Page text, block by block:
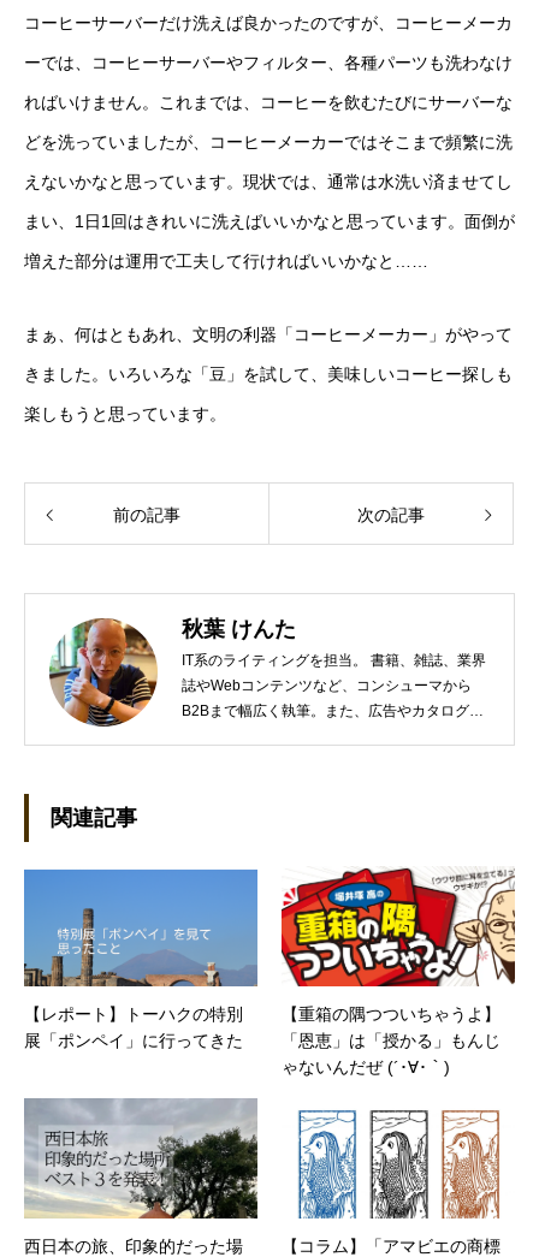
コーヒーサーバーだけ洗えば良かったのですが、コーヒーメーカ
ーでは、コーヒーサーバーやフィルター、各種パーツも洗わなけ
ればいけません。これまでは、コーヒーを飲むたびにサーバーな
どを洗っていましたが、コーヒーメーカーではそこまで頻繁に洗
えないかなと思っています。現状では、通常は水洗い済ませてし
まい、1日1回はきれいに洗えばいいかなと思っています。面倒が
増えた部分は運用で工夫して行ければいいかなと……
まぁ、何はともあれ、文明の利器「コーヒーメーカー」がやって
きました。いろいろな「豆」を試して、美味しいコーヒー探しも
楽しもうと思っています。
前の記事 次の記事
秋葉 けんた
IT系のライティングを担当。 書籍、雑誌、業界
誌やWebコンテンツなど、コンシューマから
B2Bまで幅広く執筆。また、広告やカタログ、
ージ（SAN/NAS/LTO/SASなど）、セキュリテ
ィ（BIOS/UTM/情報漏えい対策/デザスタリカバ
リ/内部統制・コンプライアンス/ネットワーク
セキュリティ/メールセキュリティなど）、ネッ
トワーク（KVMスイッチ/グループウェア/サー
バ/資産管理/シンクライアント/ホスティングな
ど）、その他（.NET/BI/カタログ/各種戦略/導入
事例/パートナー取材など）…ほか、多数執筆。
●連絡先 メール：kenta@office-mica.com
関連記事
【レポート】トーハクの特別
展「ポンペイ」に行ってきた
【重箱の隅つついちゃうよ】
「恩恵」は「授かる」もんじ
ゃないんだぜ (´･∀･｀)
西日本の旅、印象的だった場
【コラム】「アマビエの商標